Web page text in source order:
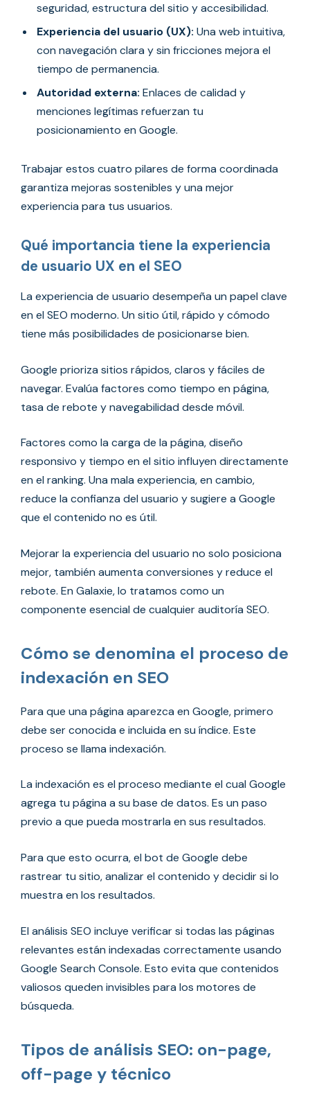
seguridad, estructura del sitio y accesibilidad.
Experiencia del usuario (UX): Una web intuitiva,
con navegación clara y sin fricciones mejora el
tiempo de permanencia.
Autoridad externa: Enlaces de calidad y
menciones legítimas refuerzan tu
posicionamiento en Google.
Trabajar estos cuatro pilares de forma coordinada
garantiza mejoras sostenibles y una mejor
experiencia para tus usuarios.
Qué importancia tiene la experiencia
de usuario UX en el SEO
La experiencia de usuario desempeña un papel clave
en el SEO moderno. Un sitio útil, rápido y cómodo
tiene más posibilidades de posicionarse bien.
Google prioriza sitios rápidos, claros y fáciles de
navegar. Evalúa factores como tiempo en página,
tasa de rebote y navegabilidad desde móvil.
Factores como la carga de la página, diseño
responsivo y tiempo en el sitio influyen directamente
en el ranking. Una mala experiencia, en cambio,
reduce la confianza del usuario y sugiere a Google
que el contenido no es útil.
Mejorar la experiencia del usuario no solo posiciona
mejor, también aumenta conversiones y reduce el
rebote. En Galaxie, lo tratamos como un
componente esencial de cualquier auditoría SEO.
Cómo se denomina el proceso de
indexación en SEO
Para que una página aparezca en Google, primero
debe ser conocida e incluida en su índice. Este
proceso se llama indexación.
La indexación es el proceso mediante el cual Google
agrega tu página a su base de datos. Es un paso
previo a que pueda mostrarla en sus resultados.
Para que esto ocurra, el bot de Google debe
rastrear tu sitio, analizar el contenido y decidir si lo
muestra en los resultados.
El análisis SEO incluye verificar si todas las páginas
relevantes están indexadas correctamente usando
Google Search Console. Esto evita que contenidos
valiosos queden invisibles para los motores de
búsqueda.
Tipos de análisis SEO: on-page,
off-page y técnico